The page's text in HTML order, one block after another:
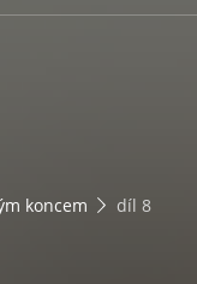
koncem
díl 8